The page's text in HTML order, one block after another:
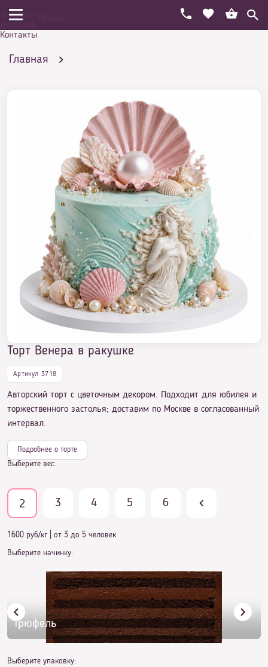
О компании
Контакты
Главная
Праздничный торт на день рождения
По возрастам
Торт на День Рождения 16 лет
Торт на День Рождения девочке 16 лет
Торт Венера в ракушке
Торт Венера в ракушке
Артикул 3718
Авторский торт с цветочным декором. Подходит для юбилея и
торжественного застолья; доставим по Москве в согласованный
интервал.
Подробнее о торте
Выберите вес:
2 3 4 5 6
1600 руб/кг от 3 до 5 человек
Выберите начинку:
Трюфель
Выберите упаковку: